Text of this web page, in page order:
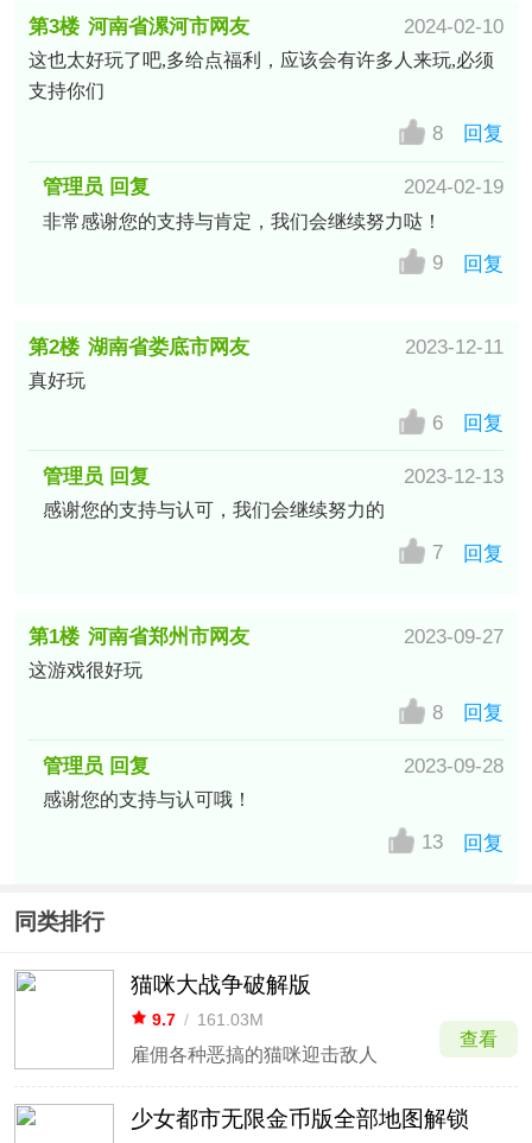
第3楼 河南省漯河市网友 2024-02-10
这也太好玩了吧,多给点福利，应该会有许多人来玩,必须
支持你们
8 回复
管理员 回复 2024-02-19
非常感谢您的支持与肯定，我们会继续努力哒！
9 回复
第2楼 湖南省娄底市网友 2023-12-11
真好玩
6 回复
管理员 回复 2023-12-13
感谢您的支持与认可，我们会继续努力的
7 回复
第1楼 河南省郑州市网友 2023-09-27
这游戏很好玩
8 回复
管理员 回复 2023-09-28
感谢您的支持与认可哦！
13 回复
同类排行
猫咪大战争破解版
9.7 / 161.03M
雇佣各种恶搞的猫咪迎击敌人
查看
少女都市无限金币版全部地图解锁